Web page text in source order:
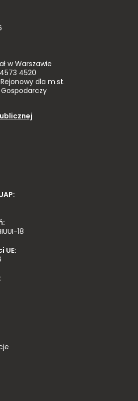
w Warszawie
4573 4520
dla m.st.
Gospodarczy
18
UE: